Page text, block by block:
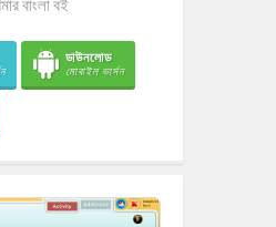
বাংলা বই
ডাউনলোড
মোবাইল ভার্সন